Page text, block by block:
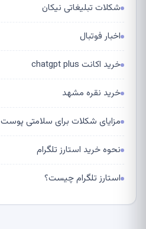
شکلات تبلیغاتی نیکان
اخبار فوتبال
خرید اکانت chatgpt plus
خرید نقره مشهد
مزایای شکلات برای سلامتی پوست
نحوه خرید استارز تلگرام
استارز تلگرام چیست؟